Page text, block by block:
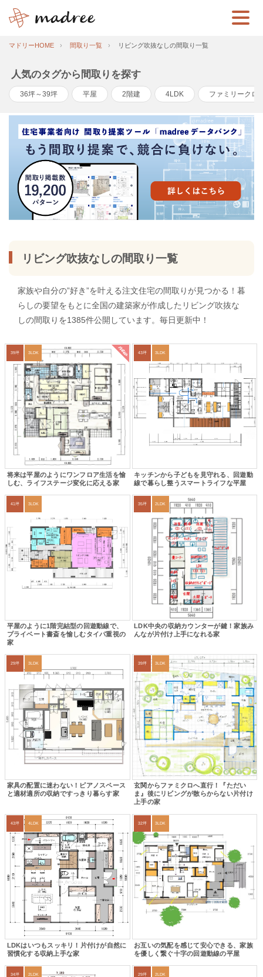
マドリーHOME 間取り一覧 リビング吹抜なしの間取り一覧
人気のタグから間取りを探す
36坪～39坪 平屋 2階建 4LDK ファミリークロ
リビング吹抜なしの間取り一覧
家族や自分の”好き”を叶える注文住宅の間取りが見つかる！暮
らしの要望をもとに全国の建築家が作成したリビング吹抜な
しの間取りを1385件公開しています。毎日更新中！
39坪 3LDK new
将来は平屋のようにワンフロア生活を愉
しむ、ライフステージ変化に応える家
43坪 3LDK
キッチンから子どもを見守れる、回遊動
線で暮らし整うスマートライフな平屋
41坪 3LDK
平屋のように1階完結型の回遊動線で、
プライベート書斎を愉しむタイパ重視の
家
35坪 2LDK
LDK中央の収納カウンターが鍵！家族み
んなが片付け上手になれる家
29坪 3LDK
家具の配置に迷わない！ピアノスペース
と適材適所の収納ですっきり暮らす家
39坪 3LDK
玄関からファミクロへ直行！『ただい
ま』後にリビングが散らからない片付け
上手の家
43坪 4LDK
LDKはいつもスッキリ！片付けが自然に
習慣化する収納上手な家
32坪 3LDK
お互いの気配を感じて安心できる、家族
を優しく繋ぐ十字の回遊動線の平屋
34坪 2LDK 29坪 2LDK